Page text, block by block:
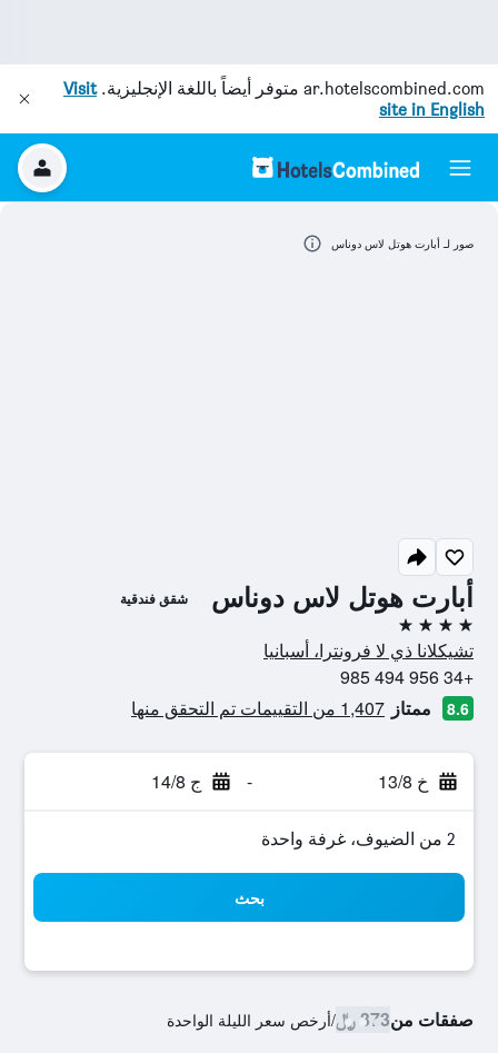
ar.hotelscombined.com متوفر أيضاً باللغة الإنجليزية.Visit
site in English
أبارت هوتل لاس دوناس شقق فندقية
4 نجوم
تشيكلانا ذي لا فرونترا، أسبانيا
+34 956 494 985
8.6 ممتاز 1,407 من التقييمات تم التحقق منها
خ 13/8 - ج 14/8
2 من الضيوف، غرفة واحدة
بحث
صفقات من373 ﷼ /أرخص سعر الليلة الواحدة
صور لـ أبارت هوتل لاس دوناس